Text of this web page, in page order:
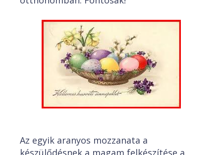
Az egyik aranyos mozzanata a
készülődésnek a magam felkészítése a